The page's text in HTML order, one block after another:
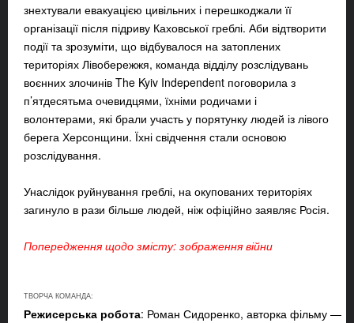
знехтували евакуацією цивільних і перешкоджали її
організації після підриву Каховської греблі. Аби відтворити
події та зрозуміти, що відбувалося на затоплених
територіях Лівобережжя, команда відділу розслідувань
воєнних злочинів The Kyiv Independent поговорила з
п’ятдесятьма очевидцями, їхніми родичами і
волонтерами, які брали участь у порятунку людей із лівого
берега Херсонщини. Їхні свідчення стали основою
розслідування.
Унаслідок руйнування греблі, на окупованих територіях
загинуло в рази більше людей, ніж офіційно заявляє Росія.
Попередження щодо змісту: зображення війни
ТВОРЧА КОМАНДА:
Режисерська робота: Роман Сидоренко, авторка фільму —